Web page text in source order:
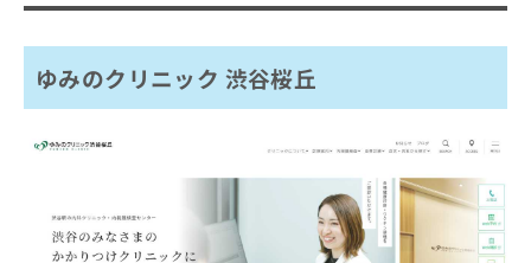
ゆみのクリニック 渋谷桜丘